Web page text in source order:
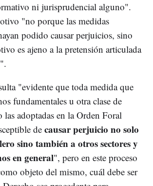
ni jurisprudencial alguno".
"no porque las medidas
podido causar perjuicios, sino
es ajeno a la pretensión articulada
"evidente que toda medida que
fundamentales u otra clase de
las adoptadas en la Orden Foral
de causar perjuicio no solo
sino también a otros sectores y
en general", pero en este proceso
objeto del mismo, cuál debe ser